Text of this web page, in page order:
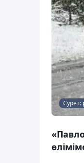
Сурет: